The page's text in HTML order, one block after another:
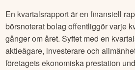
En kvartalsrapport är en finansiell
börsnoterat bolag offentliggör varje
gånger om året. Syftet med en
aktieägare, investerare och
företagets ekonomiska prestation